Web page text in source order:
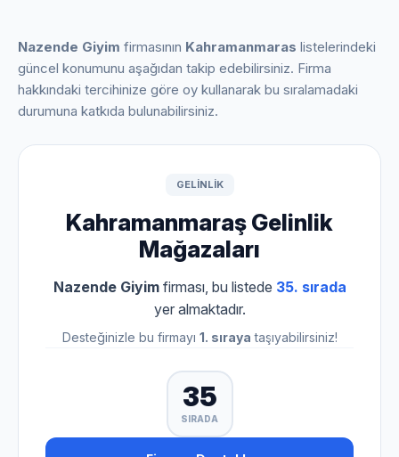
Nazende Giyim firmasının Kahramanmaras listelerindeki
güncel konumunu aşağıdan takip edebilirsiniz. Firma
hakkındaki tercihinize göre oy kullanarak bu sıralamadaki
durumuna katkıda bulunabilirsiniz.
GELINLIK
Kahramanmaraş Gelinlik
Mağazaları
Nazende Giyimfirması, bu listede 35. sırada
yer almaktadır.
Desteğinizle bu firmayı 1. sıraya taşıyabilirsiniz!
35
SIRADA